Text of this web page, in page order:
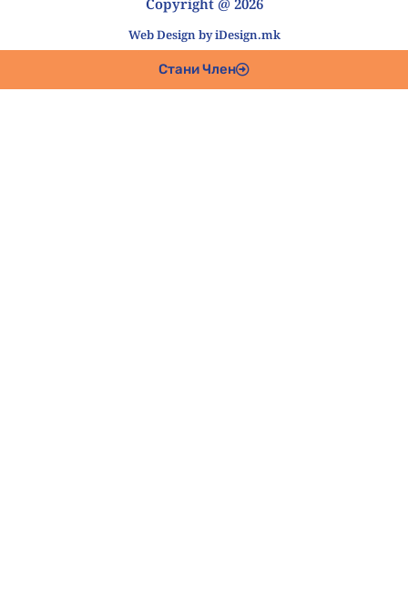
Web Design by iDesign.mk
Стани Член